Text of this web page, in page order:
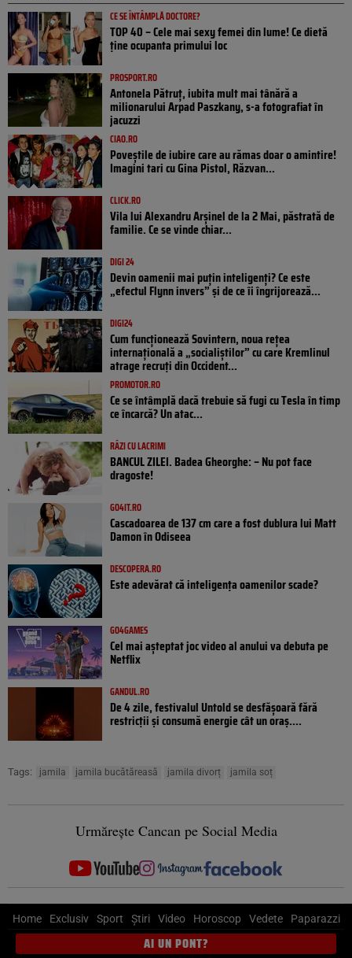
CE SE ÎNTÂMPLĂ DOCTORE?
TOP 40 – Cele mai sexy femei din lume! Ce dietă
ține ocupanta primului loc
PROSPORT.RO
Antonela Pătruț, iubita mult mai tânără a
milionarului Arpad Paszkany, s-a fotografiat în
jacuzzi
CIAO.RO
Poveştile de iubire care au rămas doar o amintire!
Imagini tari cu Gina Pistol, Răzvan...
CLICK.RO
Vila lui Alexandru Arșinel de la 2 Mai, păstrată de
familie. Ce se vinde chiar...
DIGI 24
Devin oamenii mai puțin inteligenți? Ce este
„efectul Flynn invers” și de ce îi îngrijorează...
DIGI24
Cum funcționează Sovintern, noua rețea
internațională a „socialiștilor” cu care Kremlinul
atrage recruți din Occident...
PROMOTOR.RO
Ce se întâmplă dacă trebuie să fugi cu Tesla în timp
ce încarcă? Un atac...
RÂZI CU LACRIMI
BANCUL ZILEI. Badea Gheorghe: – Nu pot face
dragoste!
GO4IT.RO
Cascadoarea de 137 cm care a fost dublura lui Matt
Damon în Odiseea
DESCOPERA.RO
Este adevărat că inteligența oamenilor scade?
GO4GAMES
Cel mai așteptat joc video al anului va debuta pe
Netflix
GANDUL.RO
De 4 zile, festivalul Untold se desfășoară fără
restricții și consumă energie cât un oraș....
Tags: jamila jamila bucătăreasă jamila divorț jamila soț
Urmărește Cancan pe Social Media
Home Exclusiv Sport Știri Video Horoscop Vedete Paparazzi
AI UN PONT?